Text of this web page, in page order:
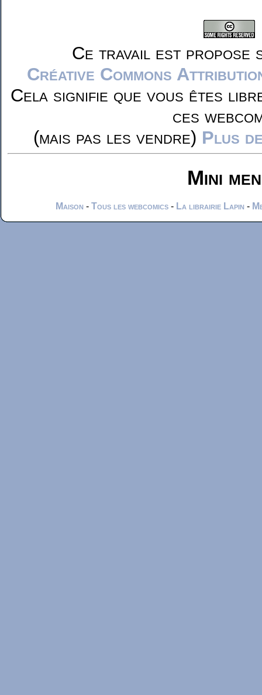
Ce travail est propose
Créative Commons
Cela signifie que vous êtes
ces
(mais pas les vendre) Plus
Mini
Maison - Tous les webcomics - La librairie Lapin -